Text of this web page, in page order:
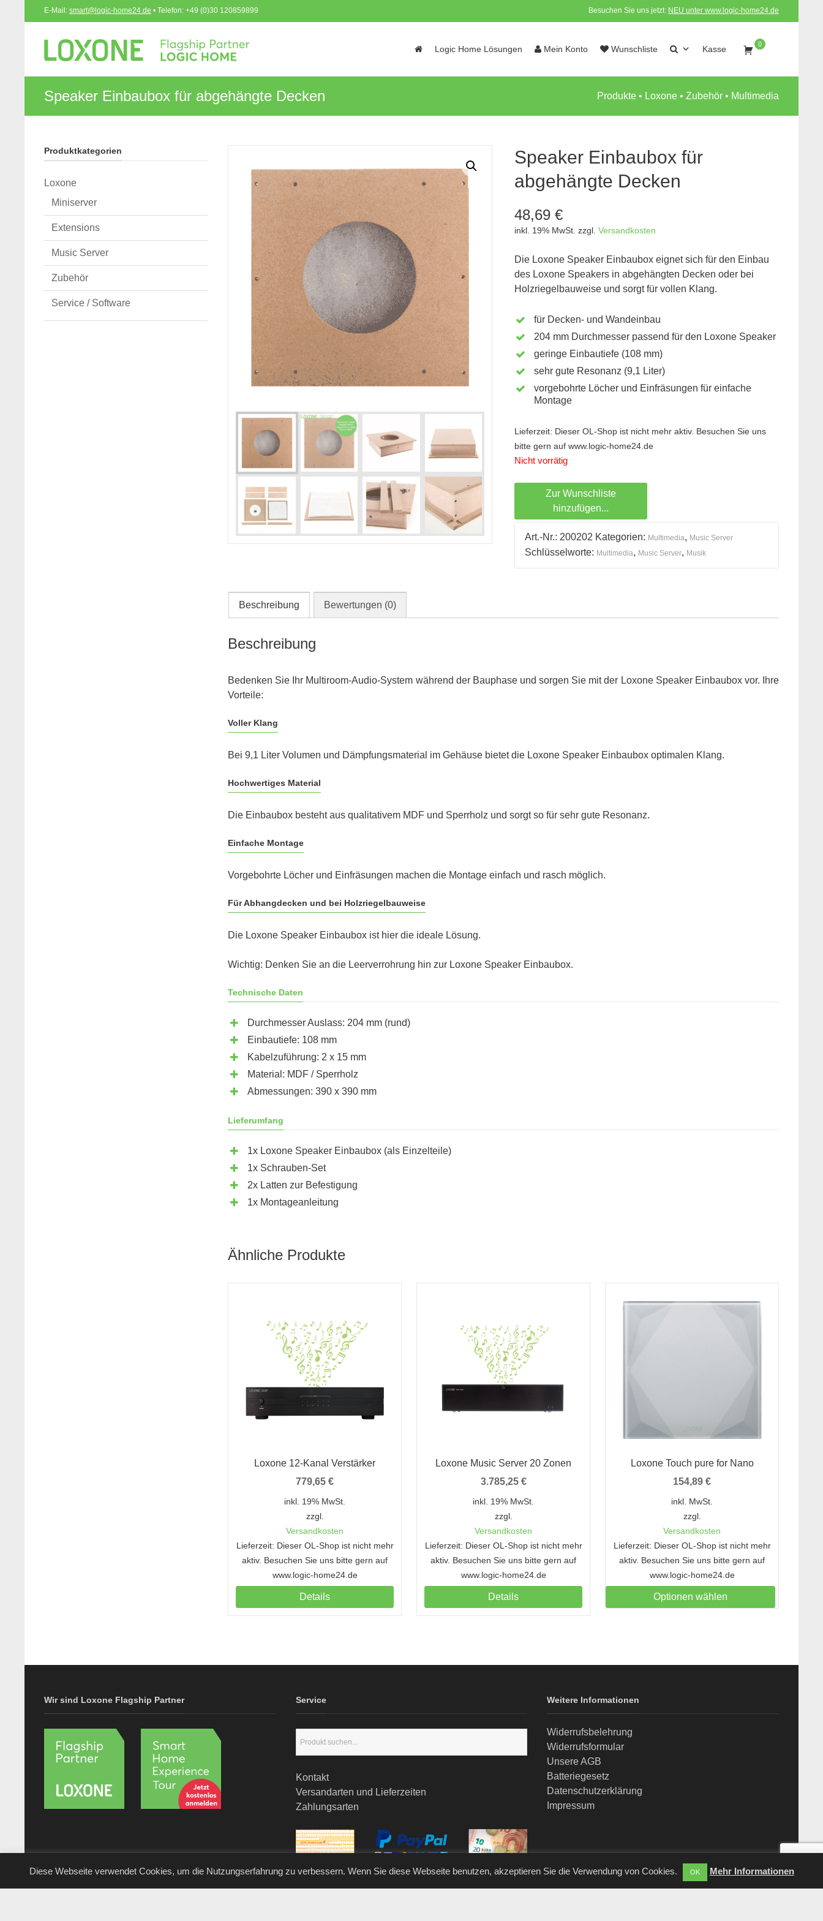
Besuchen Sie uns jetzt: NEU unter www.logic-home24.de
E-Mail: smart@logic-home24.de • Telefon: +49 (0)30 120859899
Logic Home Lösungen Mein Konto Wunschliste Kasse 0
Speaker Einbaubox für abgehängte Decken Produkte • Loxone • Zubehör • Multimedia
Speaker Einbaubox für
abgehängte Decken
48,69 €
inkl. 19% MwSt. zzgl. Versandkosten
Die Loxone Speaker Einbaubox eignet sich für den Einbau
des Loxone Speakers in abgehängten Decken oder bei
Holzriegelbauweise und sorgt für vollen Klang.
für Decken- und Wandeinbau
204 mm Durchmesser passend für den Loxone Speaker
geringe Einbautiefe (108 mm)
sehr gute Resonanz (9,1 Liter)
vorgebohrte Löcher und Einfräsungen für einfache
Montage
Lieferzeit: Dieser OL-Shop ist nicht mehr aktiv. Besuchen Sie uns
bitte gern auf www.logic-home24.de
Nicht vorrätig
Zur Wunschliste
hinzufügen...
Art.-Nr.: 200202 Kategorien: Multimedia, Music Server
Schlüsselworte: Multimedia, Music Server, Musik
Beschreibung Bewertungen (0)
Beschreibung
Bedenken Sie Ihr Multiroom-Audio-System während der Bauphase und sorgen Sie mit der Loxone Speaker Einbaubox vor. Ihre
Vorteile:
Voller Klang
Bei 9,1 Liter Volumen und Dämpfungsmaterial im Gehäuse bietet die Loxone Speaker Einbaubox optimalen Klang.
Hochwertiges Material
Die Einbaubox besteht aus qualitativem MDF und Sperrholz und sorgt so für sehr gute Resonanz.
Einfache Montage
Vorgebohrte Löcher und Einfräsungen machen die Montage einfach und rasch möglich.
Für Abhangdecken und bei Holzriegelbauweise
Die Loxone Speaker Einbaubox ist hier die ideale Lösung.
Wichtig: Denken Sie an die Leerverrohrung hin zur Loxone Speaker Einbaubox.
Technische Daten
Durchmesser Auslass: 204 mm (rund)
Einbautiefe: 108 mm
Kabelzuführung: 2 x 15 mm
Material: MDF / Sperrholz
Abmessungen: 390 x 390 mm
Lieferumfang
1x Loxone Speaker Einbaubox (als Einzelteile)
1x Schrauben-Set
2x Latten zur Befestigung
1x Montageanleitung
Ähnliche Produkte
Loxone 12-Kanal Verstärker
779,65 €
inkl. 19% MwSt.
zzgl.
Versandkosten
Lieferzeit: Dieser OL-Shop ist nicht mehr
aktiv. Besuchen Sie uns bitte gern auf
www.logic-home24.de
Details
Loxone Music Server 20 Zonen
3.785,25 €
inkl. 19% MwSt.
zzgl.
Versandkosten
Lieferzeit: Dieser OL-Shop ist nicht mehr
aktiv. Besuchen Sie uns bitte gern auf
www.logic-home24.de
Details
Loxone Touch pure for Nano
154,89 €
inkl. MwSt.
zzgl.
Versandkosten
Lieferzeit: Dieser OL-Shop ist nicht mehr
aktiv. Besuchen Sie uns bitte gern auf
www.logic-home24.de
Optionen wählen
Produktkategorien
Loxone
Miniserver
Extensions
Music Server
Zubehör
Service / Software
Wir sind Loxone Flagship Partner Service
Kontakt
Versandarten und Lieferzeiten
Zahlungsarten
Weitere Informationen
Widerrufsbelehrung
Widerrufsformular
Unsere AGB
Batteriegesetz
Datenschutzerklärung
Impressum
Diese Webseite verwendet Cookies, um die Nutzungserfahrung zu verbessern. Wenn Sie diese Webseite benutzen, akzeptieren Sie die Verwendung von Cookies. OK Mehr Informationen